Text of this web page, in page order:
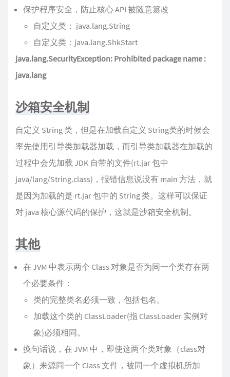
保护程序安全，防止核心 API 被随意篡改
自定义类： java.lang.String
自定义类：java.lang.ShkStart
java.lang.SecurityException: Prohibited package name :
java.lang
沙箱安全机制
自定义 String 类，但是在加载自定义 String类的时候会
率先使用引导类加载器加载，而引导类加载器在加载的
过程中会先加载 JDK 自带的文件(rt.jar 包中
java/lang/String.class)，报错信息说没有 main 方法，就
是因为加载的是 rt.jar 包中的 String 类。这样可以保证
对 java 核心源代码的保护，这就是沙箱安全机制。
其他
在 JVM 中表示两个 Class 对象是否为同一个类存在两
个必要条件：
类的完整类名必须一致，包括包名。
加载这个类的 ClassLoader(指 ClassLoader 实例对
象)必须相同。
换句话说，在 JVM 中，即使这两个类对象（class对
象）来源同一个 Class 文件，被同一个虚拟机所加